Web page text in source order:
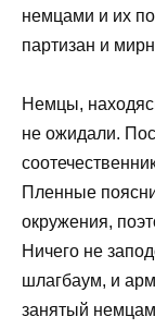
немцами и их
партизан и
Немцы,
не ожидали.
Пленные
окружения,
Ничего не
шлагбаум, и
занятый